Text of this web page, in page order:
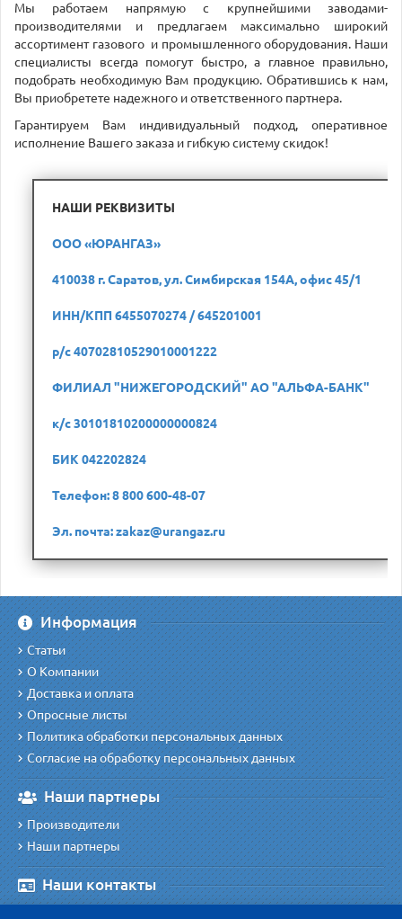
Мы работаем напрямую с крупнейшими заводами-
производителями и предлагаем максимально широкий
ассортимент газового и промышленного оборудования. Наши
специалисты всегда помогут быстро, а главное правильно,
подобрать необходимую Вам продукцию. Обратившись к нам,
Вы приобретете надежного и ответственного партнера.
Гарантируем Вам индивидуальный подход, оперативное
исполнение Вашего заказа и гибкую систему скидок!
НАШИ РЕКВИЗИТЫ
ООО «ЮРАНГАЗ»
410038 г. Саратов, ул. Симбирская 154А, офис 45/1
ИНН/КПП 6455070274 / 645201001
р/с 40702810529010001222
ФИЛИАЛ "НИЖЕГОРОДСКИЙ" АО "АЛЬФА-БАНК"
к/с 30101810200000000824
БИК 042202824
Телефон: 8 800 600-48-07
Эл. почта: zakaz@urangaz.ru
Информация
Статьи
О Компании
Доставка и оплата
Опросные листы
Политика обработки персональных данных
Согласие на обработку персональных данных
Наши партнеры
Производители
Наши партнеры
Наши контакты